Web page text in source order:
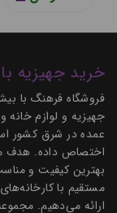
خرید جهیزیه
جهیزیه و لوازم
عمده در شرق کشور
اختصاص داده. هدف
بهترین کیفیت و
مستقیم با